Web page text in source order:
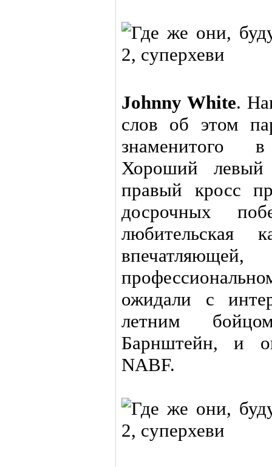
Johnny White.
слов об этом
знаменитого
Хороший
правый кросс
досрочных
любительская
ожидали с
летним
Барнштейн, и
NABF.